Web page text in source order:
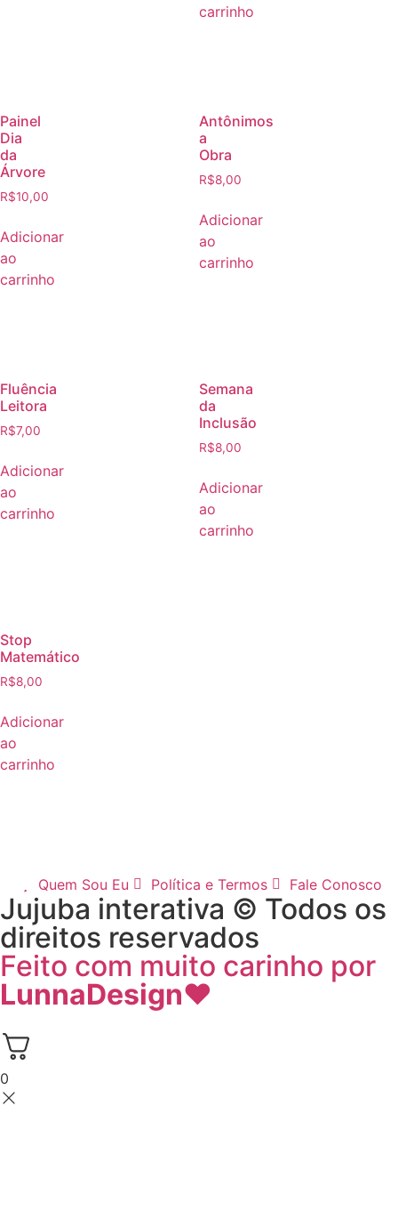
carrinho
Painel
Dia
da
Árvore
R$10,00
Adicionar
ao
carrinho
Antônimos
a
Obra
R$8,00
Adicionar
ao
carrinho
Fluência
Leitora
R$7,00
Adicionar
ao
carrinho
Semana
da
Inclusão
R$8,00
Adicionar
ao
carrinho
Stop
Matemático
R$8,00
Adicionar
ao
carrinho
Quem Sou Eu Política e Termos Fale Conosco
Jujuba interativa © Todos os
direitos reservados
Feito com muito carinho por
LunnaDesign♥
0